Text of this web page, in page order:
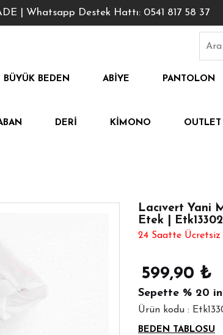
| Whatsapp Destek Hattı: 0541 817 58 37
BÜYÜK BEDEN ABIYE PANTOLON
DERI KIMONO OUTLET
Lacıvert Yani
Etek | Etk13302
24 Saatte Ücretsiz
599,90 ₺
Sepette % 20
Ürün kodu :
BEDEN TABLOSU